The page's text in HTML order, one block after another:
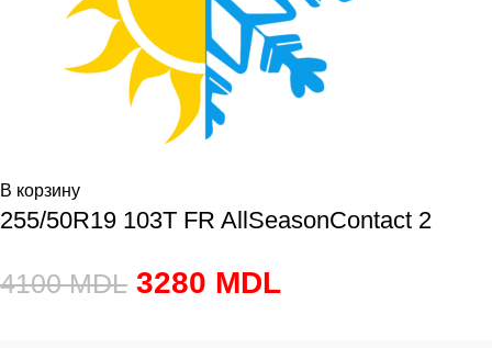
В корзину
255/50R19 103T FR AllSeasonContact 2
4100MDL 3280 MDL